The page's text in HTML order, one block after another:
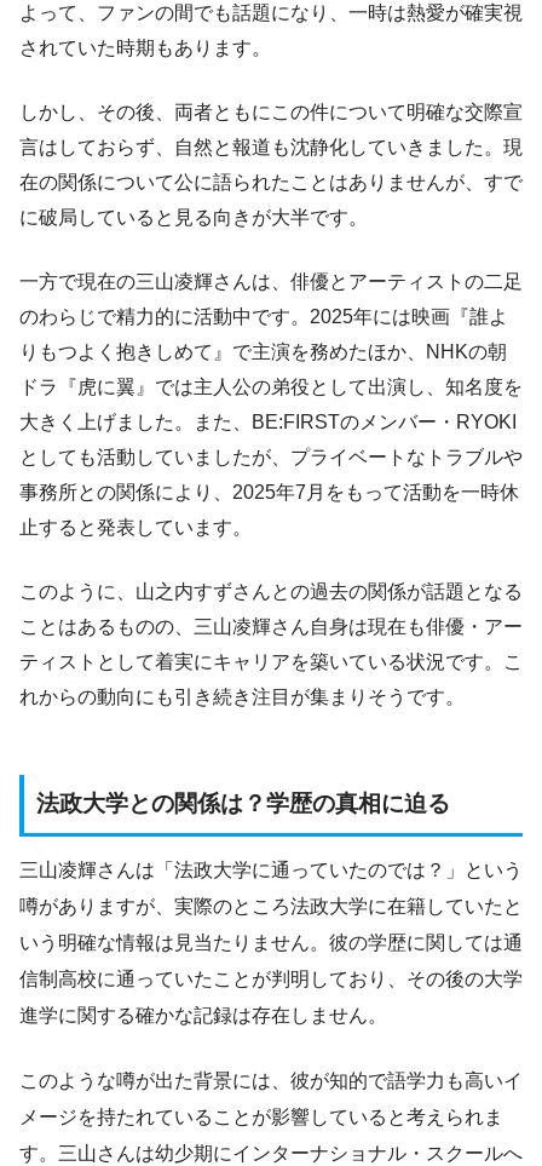
よって、ファンの間でも話題になり、一時は熱愛が確実視
されていた時期もあります。
しかし、その後、両者ともにこの件について明確な交際宣
言はしておらず、自然と報道も沈静化していきました。現
在の関係について公に語られたことはありませんが、すで
に破局していると見る向きが大半です。
一方で現在の三山凌輝さんは、俳優とアーティストの二足
のわらじで精力的に活動中です。2025年には映画『誰よ
りもつよく抱きしめて』で主演を務めたほか、NHKの朝
ドラ『虎に翼』では主人公の弟役として出演し、知名度を
大きく上げました。また、BE:FIRSTのメンバー・RYOKI
としても活動していましたが、プライベートなトラブルや
事務所との関係により、2025年7月をもって活動を一時休
止すると発表しています。
このように、山之内すずさんとの過去の関係が話題となる
ことはあるものの、三山凌輝さん自身は現在も俳優・アー
ティストとして着実にキャリアを築いている状況です。こ
れからの動向にも引き続き注目が集まりそうです。
法政大学との関係は？学歴の真相に迫る
三山凌輝さんは「法政大学に通っていたのでは？」という
噂がありますが、実際のところ法政大学に在籍していたと
いう明確な情報は見当たりません。彼の学歴に関しては通
信制高校に通っていたことが判明しており、その後の大学
進学に関する確かな記録は存在しません。
このような噂が出た背景には、彼が知的で語学力も高いイ
メージを持たれていることが影響していると考えられま
す。三山さんは幼少期にインターナショナル・スクールへ